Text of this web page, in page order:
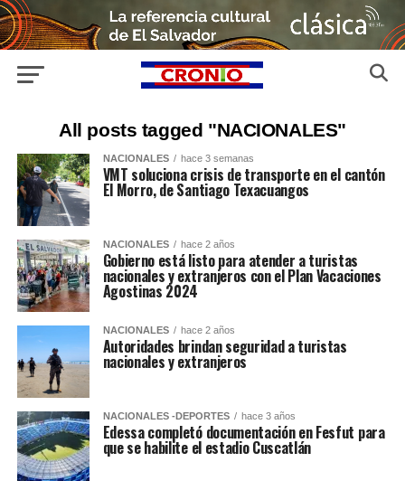
All posts tagged "NACIONALES"
NACIONALES hace 3 semanas
VMT soluciona crisis de transporte en el cantón
El Morro, de Santiago Texacuangos
NACIONALES hace 2 años
Gobierno está listo para atender a turistas
nacionales y extranjeros con el Plan Vacaciones
Agostinas 2024
NACIONALES hace 2 años
Autoridades brindan seguridad a turistas
nacionales y extranjeros
NACIONALES -DEPORTES hace 3 años
Edessa completó documentación en Fesfut para
que se habilite el estadio Cuscatlán